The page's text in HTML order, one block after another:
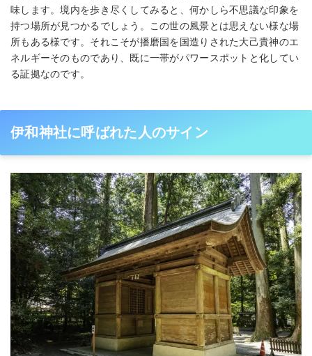
味します。境内を歩き尽くしてみると、何かしら不思議な印象を
持つ場所が見つかるでしょう。この世の風景とは思えない様な場
所もある様です。それこそが播磨国を国造りされた大己貴神のエ
ネルギーそのものであり、既に一帯がパワースポットと化してい
る証拠なのです。
伊和神社に呼ばれた人のサイン